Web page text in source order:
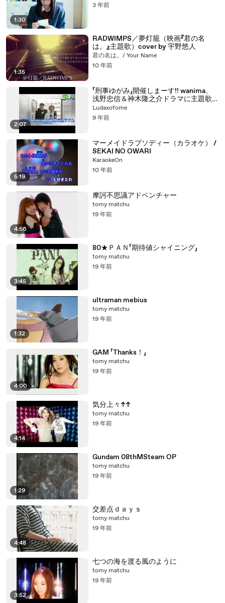
1:30
3 年前
1:35
RADWIMPS／夢灯籠（映画『君の名
は。』主題歌）cover by 宇野悠人
君の名は。/ Your Name
10 年前
2:07
「刑事ゆがみ」開催しまーす!! wanima、
浅野忠信＆神木隆之介ドラマに主題歌書
き下ろし（コメントあり） - 音楽ナタリ
ー
Ludaxofome
9 年前
5:19
マーメイドラプソディー（カラオケ） /
SEKAI NO OWARI
KaraokeOn
10 年前
4:56
摩訶不思議アドベンチャー
tomy matchu
19 年前
3:45
80★ＰＡＮ「期待値シャイニング」
tomy matchu
19 年前
1:32
ultraman mebius
tomy matchu
19 年前
4:00
GAM 「Thanks！」
tomy matchu
19 年前
4:14
気分上々↑↑
tomy matchu
19 年前
1:29
Gundam 08thMSteam OP
tomy matchu
19 年前
4:48
交差点ｄａｙｓ
tomy matchu
19 年前
3:52
七つの海を渡る風のように
tomy matchu
19 年前